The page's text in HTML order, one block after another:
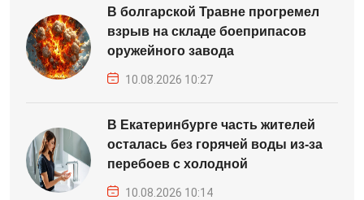
В болгарской Травне прогремел
взрыв на складе боеприпасов
оружейного завода
10.08.2026 10:27
В Екатеринбурге часть жителей
осталась без горячей воды из-за
перебоев с холодной
10.08.2026 10:14